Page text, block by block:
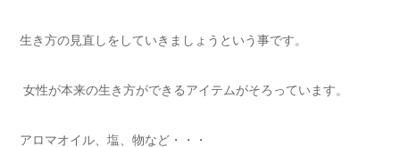
生き方の見直しをしていきましょうという事です。
女性が本来の生き方ができるアイテムがそろっています。
アロマオイル、塩、物など・・・